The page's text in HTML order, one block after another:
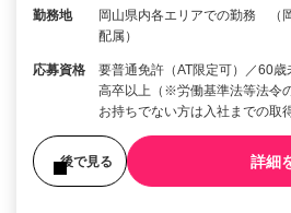
勤務地
岡山県内各エリアでの勤務 （
配属）
応募資格
要普通免許（AT限定可）／60
高卒以上（※労働基準法等法令
お持ちでない方は入社までの取
後で見る 詳細